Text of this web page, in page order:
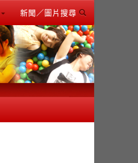
新聞／圖片搜尋